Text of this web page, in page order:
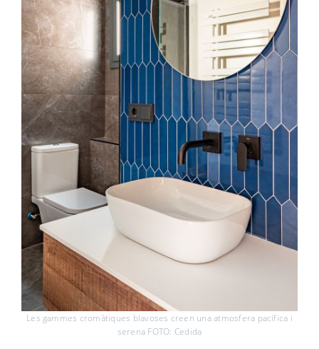
Les gammes cromàtiques blavoses creen una atmosfera pacífica i
serena FOTO: Cedida